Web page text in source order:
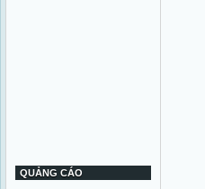
QUẢNG CÁO